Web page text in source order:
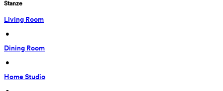
Stanze
Living Room
•
Dining Room
•
Home Studio